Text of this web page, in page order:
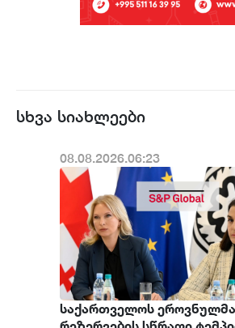
სხვა სიახლეები
08.08.2026.06:23
საქართველოს ეროვნულმა